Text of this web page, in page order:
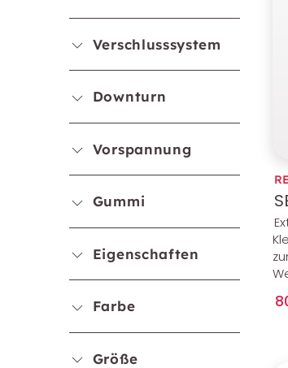
Verschlusssystem
Downturn
Vorspannung
Gummi
Eigenschaften
Farbe
Größe